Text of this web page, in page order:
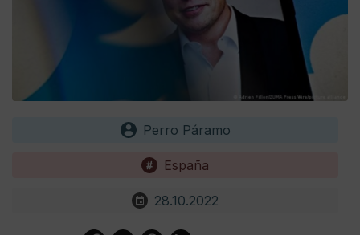
Perro Páramo
España
28.10.2022